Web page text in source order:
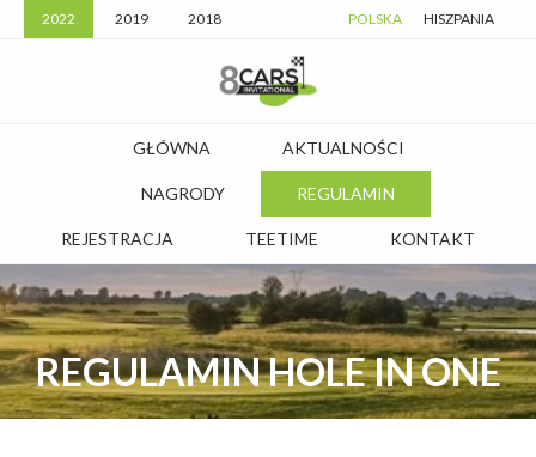
2022 2019 2018 POLSKA HISZPANIA
GŁÓWNA AKTUALNOŚCI
NAGRODY REGULAMIN
REJESTRACJA TEETIME KONTAKT
REGULAMIN HOLE IN ONE